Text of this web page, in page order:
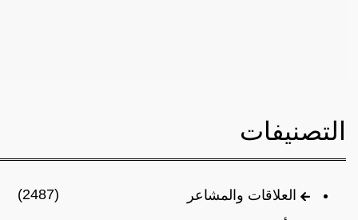
التصنيفات
العلاقات والمشاعر
(2487)